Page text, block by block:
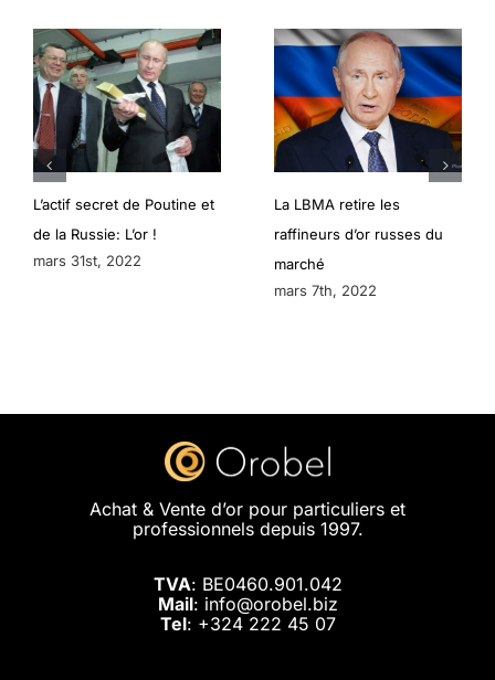
L’actif secret de Poutine et
de la Russie: L’or !
mars 31st, 2022
La LBMA retire les
raffineurs d’or russes du
marché
mars 7th, 2022
Achat & Vente d’or pour particuliers et
professionnels depuis 1997.
TVA: BE0460.901.042
Mail: info@orobel.biz
Tel: +324 222 45 07